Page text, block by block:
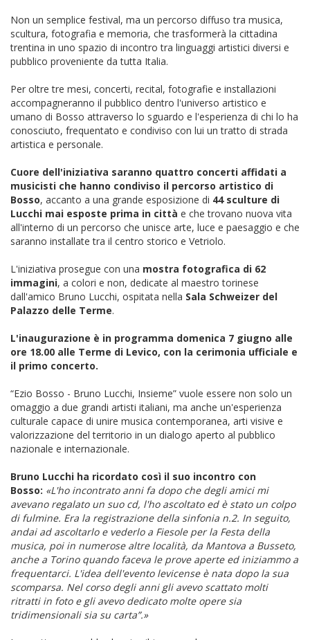
Non un semplice festival, ma un percorso diffuso tra musica,
scultura, fotografia e memoria, che trasformerà la cittadina
trentina in uno spazio di incontro tra linguaggi artistici diversi e
pubblico proveniente da tutta Italia.
Per oltre tre mesi, concerti, recital, fotografie e installazioni
accompagneranno il pubblico dentro l'universo artistico e
umano di Bosso attraverso lo sguardo e l'esperienza di chi lo ha
conosciuto, frequentato e condiviso con lui un tratto di strada
artistica e personale.
Cuore dell'iniziativa saranno quattro concerti affidati a
musicisti che hanno condiviso il percorso artistico di
Bosso, accanto a una grande esposizione di 44 sculture di
Lucchi mai esposte prima in città e che trovano nuova vita
all'interno di un percorso che unisce arte, luce e paesaggio e che
saranno installate tra il centro storico e Vetriolo.
L'iniziativa prosegue con una mostra fotografica di 62
immagini, a colori e non, dedicate al maestro torinese
dall'amico Bruno Lucchi, ospitata nella Sala Schweizer del
Palazzo delle Terme.
L'inaugurazione è in programma domenica 7 giugno alle
ore 18.00 alle Terme di Levico, con la cerimonia ufficiale e
il primo concerto.
“Ezio Bosso - Bruno Lucchi, Insieme” vuole essere non solo un
omaggio a due grandi artisti italiani, ma anche un'esperienza
culturale capace di unire musica contemporanea, arti visive e
valorizzazione del territorio in un dialogo aperto al pubblico
nazionale e internazionale.
Bruno Lucchi ha ricordato così il suo incontro con
Bosso: «L'ho incontrato anni fa dopo che degli amici mi
avevano regalato un suo cd, l'ho ascoltato ed è stato un colpo
di fulmine. Era la registrazione della sinfonia n.2. In seguito,
andai ad ascoltarlo e vederlo a Fiesole per la Festa della
musica, poi in numerose altre località, da Mantova a Busseto,
anche a Torino quando faceva le prove aperte ed iniziammo a
frequentarci. L'idea dell'evento levicense è nata dopo la sua
scomparsa. Nel corso degli anni gli avevo scattato molti
ritratti in foto e gli avevo dedicato molte opere sia
tridimensionali sia su carta”.»